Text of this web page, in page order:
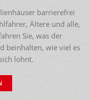
barrierefrei
Ältere und alle,
Sie, was der
beinhalten, wie viel es
lohnt.